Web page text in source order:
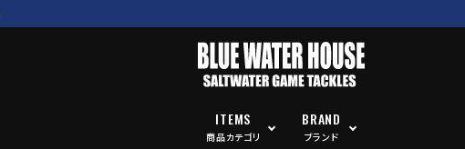
ITEMS
商品カテゴリ
BRAND
ブランド